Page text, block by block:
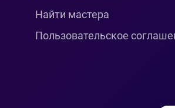
Найти мастера
Пользовательское